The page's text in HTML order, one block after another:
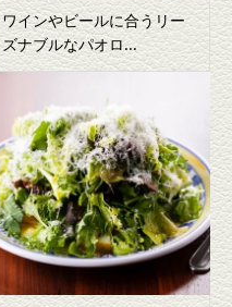
ワインやビールに合うリー
ズナブルなパオロ...